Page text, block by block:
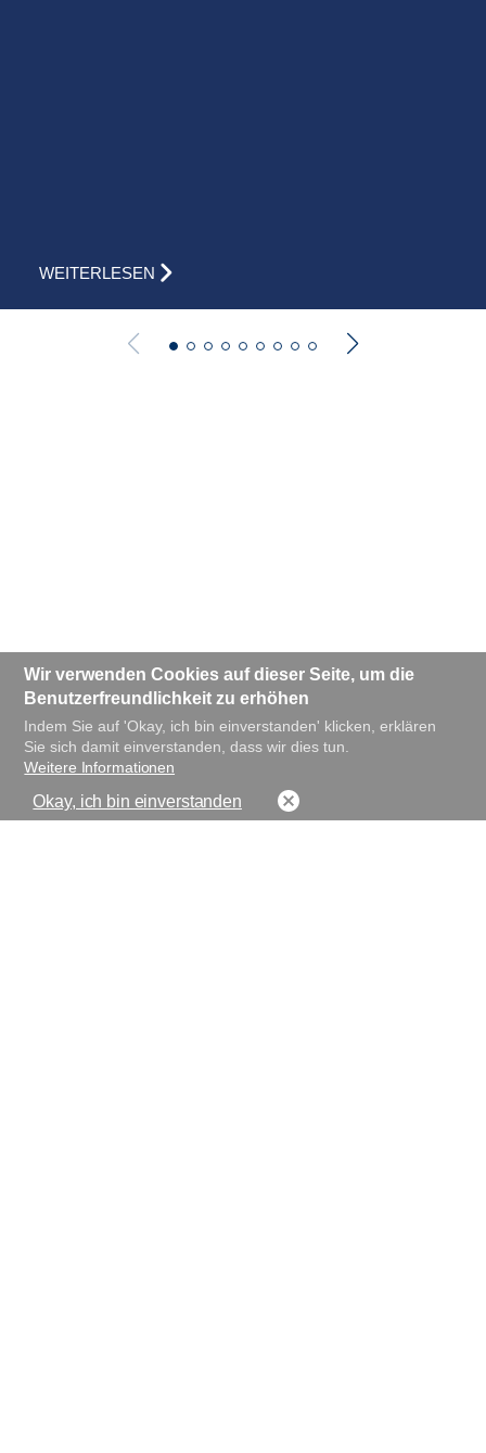
WEITERLESEN
Wir verwenden Cookies auf dieser Seite, um die
Benutzerfreundlichkeit zu erhöhen
Indem Sie auf 'Okay, ich bin einverstanden' klicken, erklären
Sie sich damit einverstanden, dass wir dies tun.
Weitere Informationen
Okay, ich bin einverstanden